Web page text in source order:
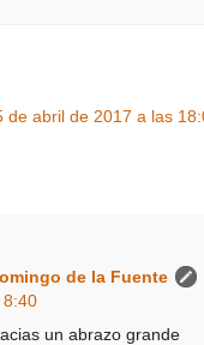
de abril de 2017 a las
de la Fuente
8:40
un abrazo grande